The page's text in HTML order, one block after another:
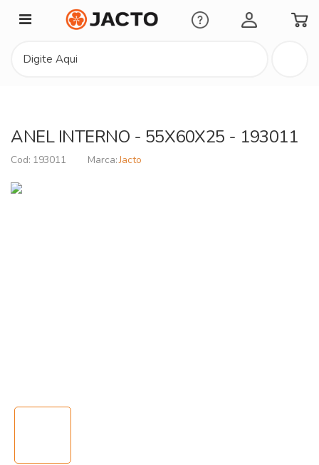
Minha Conta
ANEL INTERNO - 55X60X25 - 193011
193011 Jacto